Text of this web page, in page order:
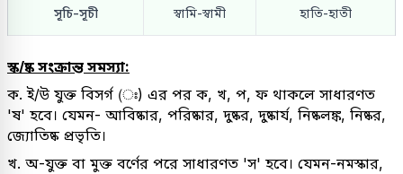
সূচি-সূচী স্বামি-স্বামী হাতি-হাতী
স্ক/ষ্ক সংক্রান্ত সমস্যা:
ক. ই/উ যুক্ত বিসর্গ (ঃ) এর পর ক, খ, প, ফ থাকলে সাধারণত
'ষ' হবে। যেমন- আবিষ্কার, পরিষ্কার, দুষ্কর, দুষ্কার্য, নিষ্কলঙ্ক, নিষ্কর,
জ্যোতিষ্ক প্রভৃতি।
খ. অ-যুক্ত বা মুক্ত বর্ণের পরে সাধারণত 'স' হবে। যেমন-নমস্কার,